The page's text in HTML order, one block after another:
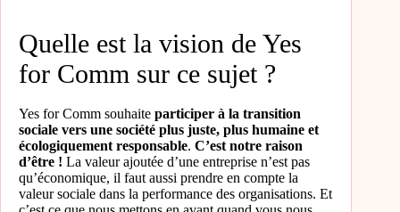
Quelle est la vision de Yes
for Comm sur ce sujet ?
Yes for Comm souhaite participer à la transition
sociale vers une société plus juste, plus humaine et
écologiquement responsable. C’est notre raison
d’être ! La valeur ajoutée d’une entreprise n’est pas
qu’économique, il faut aussi prendre en compte la
valeur sociale dans la performance des organisations. Et